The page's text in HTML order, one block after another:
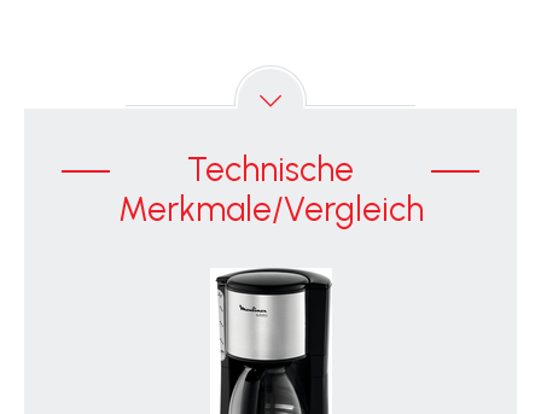
Technische
Merkmale/Vergleich